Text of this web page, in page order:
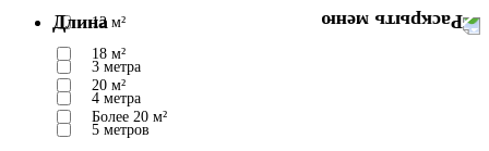
12 м²
18 м²
20 м²
Более 20 м²
Длина
3 метра
4 метра
5 метров